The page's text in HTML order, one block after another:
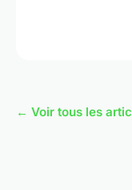
← Voir tous les